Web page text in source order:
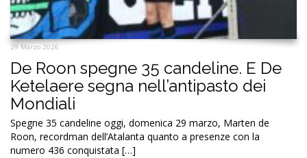
29 Marzo 2026
De Roon spegne 35 candeline. E De
Ketelaere segna nell’antipasto dei
Mondiali
Spegne 35 candeline oggi, domenica 29 marzo, Marten de
Roon, recordman dell’Atalanta quanto a presenze con la
numero 436 conquistata […]